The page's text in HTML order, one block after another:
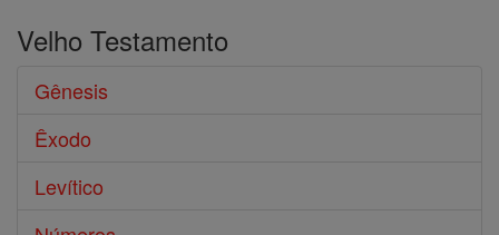
Velho Testamento
Gênesis
Êxodo
Levítico